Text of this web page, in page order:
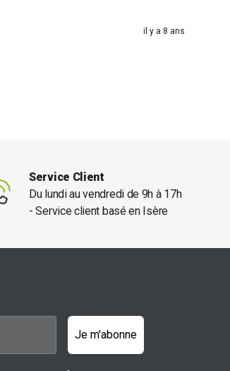
il y a 8 ans
Service Client
Du lundi au vendredi de 9h à 17h
- Service client basé en Isère
Je m'abonne